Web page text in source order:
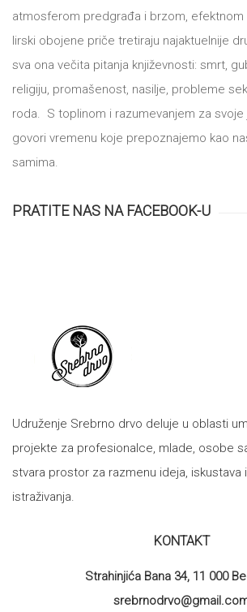
atmosferom predgrađa i brzom,
lirski obojene priče tretiraju najaktuelnije
sva ona večita pitanja književnosti: smrt,
religiju, promašenost, nasilje, probleme
roda. S toplinom i razumevanjem za svoje
govori vremenu koje prepoznajemo kao
samima.
PRATITE NAS NA FACEBOOK-U
Udruženje Srebrno drvo deluje u oblasti
projekte za profesionalce, mlade, osobe
stvara prostor za razmenu ideja, iskustava
istraživanja.
KONTAKT
Strahinjića Bana 34, 11 000